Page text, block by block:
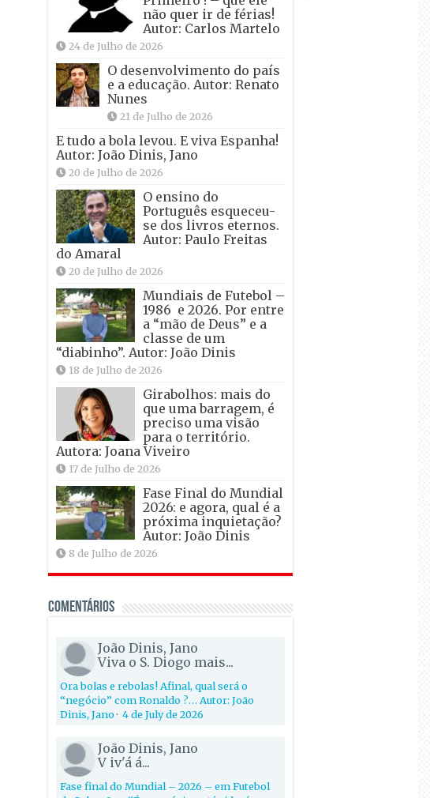
não quer ir de férias!
Autor: Carlos Martelo
24 de Julho de 2026
O desenvolvimento do país
e a educação. Autor: Renato
Nunes
21 de Julho de 2026
E tudo a bola levou. E viva Espanha!
Autor: João Dinis, Jano
20 de Julho de 2026
O ensino do
Português esqueceu-
se dos livros eternos.
Autor: Paulo Freitas
do Amaral
20 de Julho de 2026
Mundiais de Futebol –
1986 e 2026. Por entre
a “mão de Deus” e a
classe de um
“diabinho”. Autor: João Dinis
18 de Julho de 2026
Girabolhos: mais do
que uma barragem, é
preciso uma visão
para o território.
Autora: Joana Viveiro
17 de Julho de 2026
Fase Final do Mundial
2026: e agora, qual é a
próxima inquietação?
Autor: João Dinis
8 de Julho de 2026
Comentários
João Dinis, Jano
Viva o S. Diogo mais...
Ora bolas e rebolas! Afinal, qual será o
“negócio” com Ronaldo ?… Autor: João
Dinis, Jano· 4 de July de 2026
João Dinis, Jano
V iv'á á...
Fase final do Mundial – 2026 – em Futebol